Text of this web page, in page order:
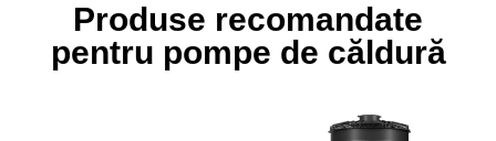
Produse recomandate
pentru pompe de căldură